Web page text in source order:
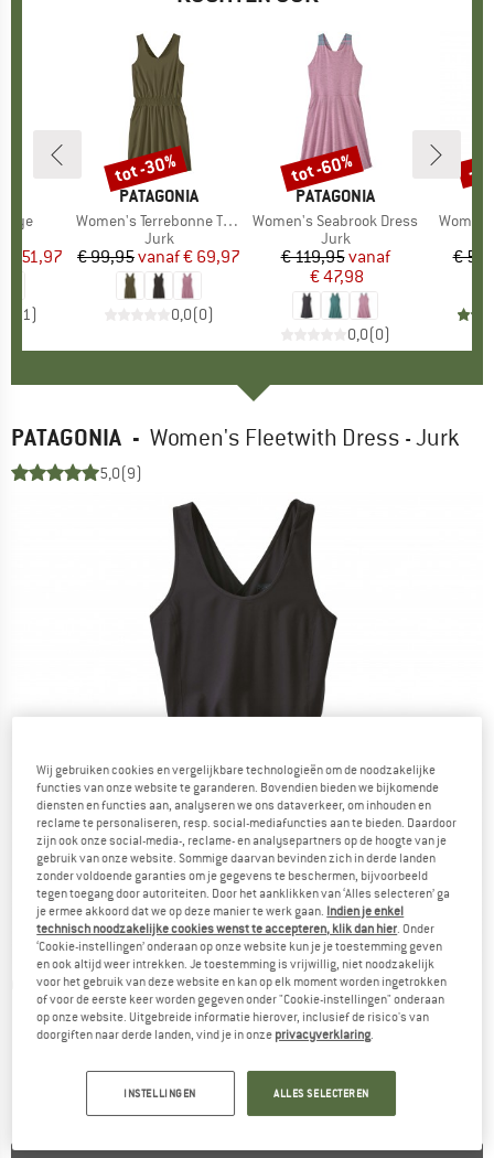
prijs
€ 51,97
1)
MERK
PATAGONIA
Artikel
Women's Terrebonne Traveler Dress
Productgroep
Jurk
Prijs
€ 99,95 Verlaagde prijs
vanaf€ 69,97
0,0(0)
Korting
tot -30%
MERK
PATAGONIA
Artikel
Women's Seabrook Dress
Productgroep
Jurk
Prijs
€ 119,95Verlaagde prijs
vanaf
€ 47,98
0,0(0)
Korting
tot -60%
Artikel
€
-
PATAGONIA - Women's Fleetwith Dress - Jurk
5,0(9)
Gedetailleerde foto's
Wij gebruiken cookies en vergelijkbare technologieën om de noodzakelijke
functies van onze website te garanderen. Bovendien bieden we bijkomende
diensten en functies aan, analyseren we ons dataverkeer, om inhouden en
reclame te personaliseren, resp. social-mediafuncties aan te bieden. Daardoor
zijn ook onze social-media-, reclame- en analysepartners op de hoogte van je
gebruik van onze website. Sommige daarvan bevinden zich in derde landen
zonder voldoende garanties om je gegevens te beschermen, bijvoorbeeld
tegen toegang door autoriteiten. Door het aanklikken van ‘Alles selecteren’ ga
je ermee akkoord dat we op deze manier te werk gaan. Indien je enkel
technisch noodzakelijke cookies wenst te accepteren, klik dan hier . Onder
‘Cookie-instellingen’ onderaan op onze website kun je je toestemming geven
en ook altijd weer intrekken. Je toestemming is vrijwillig, niet noodzakelijk
voor het gebruik van deze website en kan op elk moment worden ingetrokken
of voor de eerste keer worden gegeven onder "Cookie-instellingen" onderaan
op onze website. Uitgebreide informatie hierover, inclusief de risico's van
doorgiften naar derde landen, vind je in onze privacyverklaring
INSTELLINGEN ALLES SELECTEREN